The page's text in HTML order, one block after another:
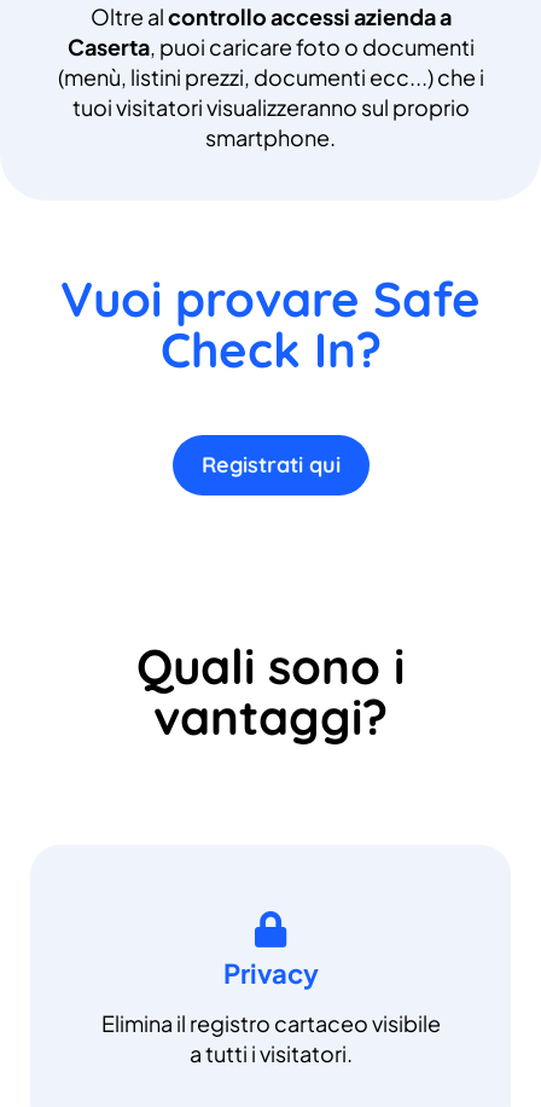
Oltre alcontrollo accessi azienda a
Caserta, puoi caricare foto o documenti
(menù, listini prezzi, documenti ecc...) che i
tuoi visitatori visualizzeranno sul proprio
smartphone.
Vuoi provare Safe
Check In?
Registrati qui
Quali sono i
vantaggi?
Privacy
Elimina il registro cartaceo visibile
a tutti i visitatori.